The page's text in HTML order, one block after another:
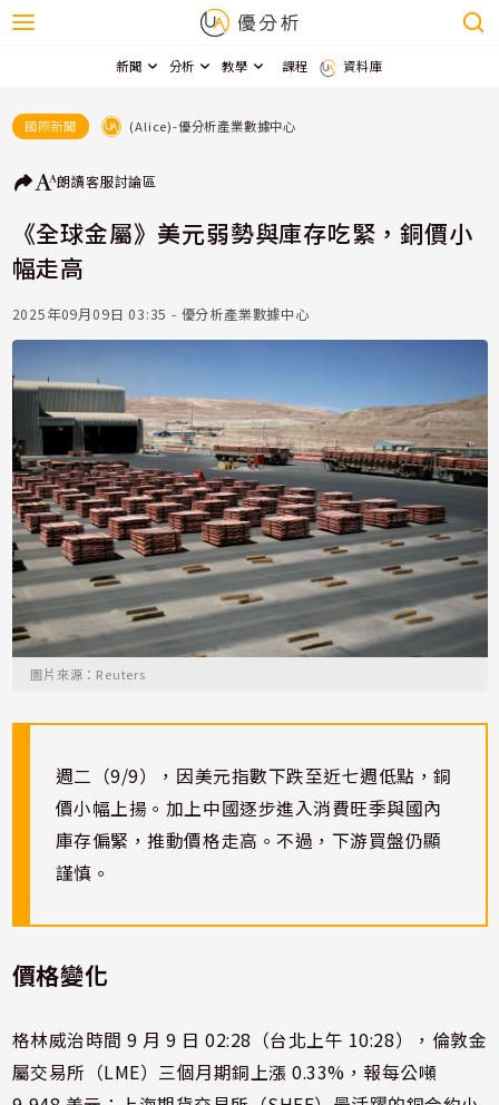
新聞 分析 教學 課程 資料庫
國際新聞 (Alice)-優分析產業數據中心
朗讀客服討論區
《全球金屬》美元弱勢與庫存吃緊，銅價小
幅走高
2025年09月09日 03:35 - 優分析產業數據中心
圖片來源：Reuters
週二（9/9），因美元指數下跌至近七週低點，銅
價小幅上揚。加上中國逐步進入消費旺季與國內
庫存偏緊，推動價格走高。不過，下游買盤仍顯
謹慎。
價格變化
格林威治時間 9 月 9 日 02:28（台北上午 10:28），倫敦金
屬交易所（LME）三個月期銅上漲 0.33%，報每公噸